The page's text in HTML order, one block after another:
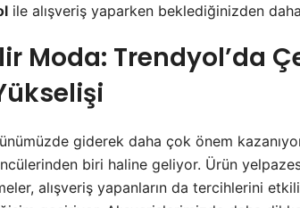
ile alışveriş yaparken beklediğinizden
Moda: Trendyol’da
giderek daha çok önem
biri haline geliyor. Ürün
alışveriş yapanların da tercihlerini